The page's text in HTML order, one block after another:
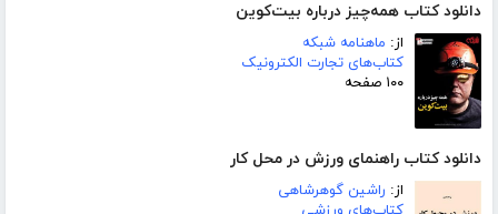
دانلود کتاب همه‌چیز درباره بیت‌کوین
از: ماهنامه شبکه
کتاب‌های تجارت الکترونیک
۱۰۰ صفحه
دانلود کتاب راهنمای ورزش در محل کار
از: راشین گوهرشاهی